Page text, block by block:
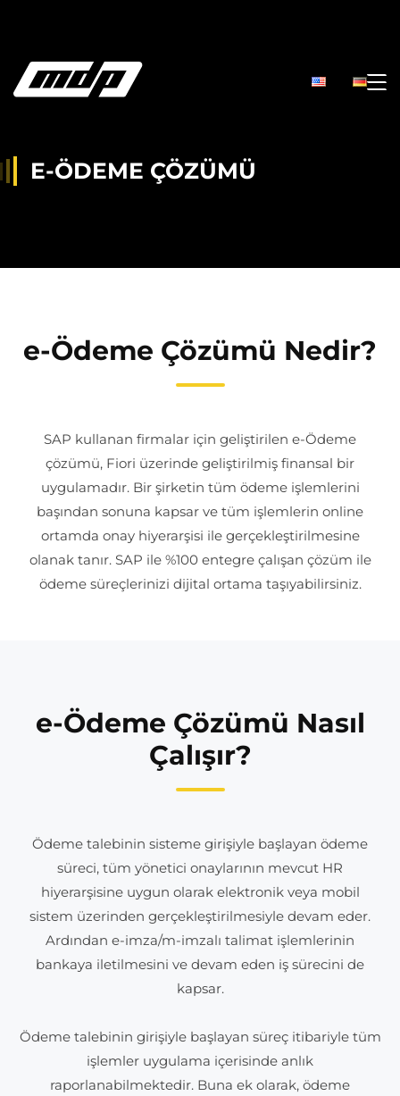
E-ÖDEME ÇÖZÜMÜ
e-Ödeme Çözümü Nedir?
SAP kullanan firmalar için geliştirilen e-Ödeme
çözümü, Fiori üzerinde geliştirilmiş finansal bir
uygulamadır. Bir şirketin tüm ödeme işlemlerini
başından sonuna kapsar ve tüm işlemlerin online
ortamda onay hiyerarşisi ile gerçekleştirilmesine
olanak tanır. SAP ile %100 entegre çalışan çözüm ile
ödeme süreçlerinizi dijital ortama taşıyabilirsiniz.
e-Ödeme Çözümü Nasıl
Çalışır?
Ödeme talebinin sisteme girişiyle başlayan ödeme
süreci, tüm yönetici onaylarının mevcut HR
hiyerarşisine uygun olarak elektronik veya mobil
sistem üzerinden gerçekleştirilmesiyle devam eder.
Ardından e-imza/m-imzalı talimat işlemlerinin
bankaya iletilmesini ve devam eden iş sürecini de
kapsar.
Ödeme talebinin girişiyle başlayan süreç itibariyle tüm
işlemler uygulama içerisinde anlık
raporlanabilmektedir. Buna ek olarak, ödeme